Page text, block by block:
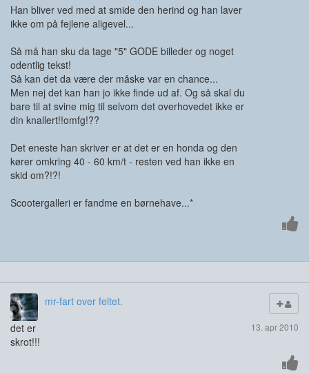
Han bliver ved med at smide den herind og han laver
ikke om på fejlene aligevel...
Så må han sku da tage "5" GODE billeder og noget
odentlig tekst!
Så kan det da være der måske var en chance...
Men nej det kan han jo ikke finde ud af. Og så skal du
bare til at svine mig til selvom det overhovedet ikke er
din knallert!!omfg!??
Det eneste han skriver er at det er en honda og den
kører omkring 40 - 60 km/t - resten ved han ikke en
skid om?!?!
Scootergalleri er fandme en børnehave...*
mr-fart over feltet.
13. apr 2010
det er
skrot!!!